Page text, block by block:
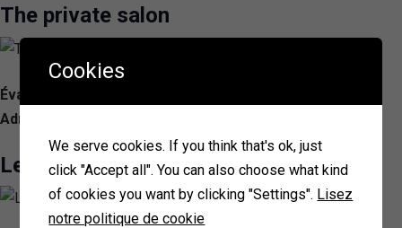
The private salon
Évaluation: 4.4/ 5 — 213
Adresse: 10 Bd Montaigut, 94000 Créteil, France
Les Ciseaux Parisiens
Cookies
We serve cookies. If you think that's ok, just
click "Accept all". You can also choose what kind
of cookies you want by clicking "Settings". Lisez
notre politique de cookie